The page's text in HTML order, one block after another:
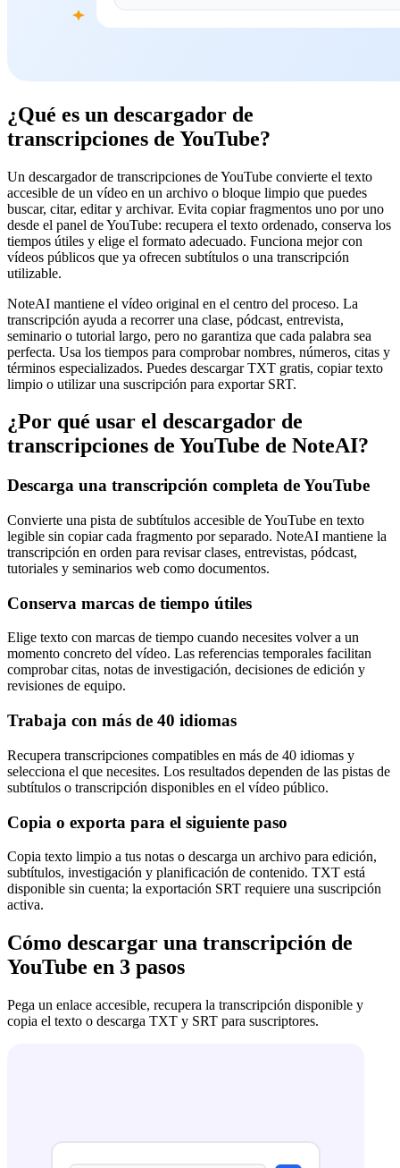
¿Qué es un descargador de
transcripciones de YouTube?
Un descargador de transcripciones de YouTube convierte el texto
accesible de un vídeo en un archivo o bloque limpio que puedes
buscar, citar, editar y archivar. Evita copiar fragmentos uno por uno
desde el panel de YouTube: recupera el texto ordenado, conserva los
tiempos útiles y elige el formato adecuado. Funciona mejor con
vídeos públicos que ya ofrecen subtítulos o una transcripción
utilizable.
NoteAI mantiene el vídeo original en el centro del proceso. La
transcripción ayuda a recorrer una clase, pódcast, entrevista,
seminario o tutorial largo, pero no garantiza que cada palabra sea
perfecta. Usa los tiempos para comprobar nombres, números, citas y
términos especializados. Puedes descargar TXT gratis, copiar texto
limpio o utilizar una suscripción para exportar SRT.
¿Por qué usar el descargador de
transcripciones de YouTube de NoteAI?
Descarga una transcripción completa de YouTube
Convierte una pista de subtítulos accesible de YouTube en texto
legible sin copiar cada fragmento por separado. NoteAI mantiene la
transcripción en orden para revisar clases, entrevistas, pódcast,
tutoriales y seminarios web como documentos.
Conserva marcas de tiempo útiles
Elige texto con marcas de tiempo cuando necesites volver a un
momento concreto del vídeo. Las referencias temporales facilitan
comprobar citas, notas de investigación, decisiones de edición y
revisiones de equipo.
Trabaja con más de 40 idiomas
Recupera transcripciones compatibles en más de 40 idiomas y
selecciona el que necesites. Los resultados dependen de las pistas de
subtítulos o transcripción disponibles en el vídeo público.
Copia o exporta para el siguiente paso
Copia texto limpio a tus notas o descarga un archivo para edición,
subtítulos, investigación y planificación de contenido. TXT está
disponible sin cuenta; la exportación SRT requiere una suscripción
activa.
Cómo descargar una transcripción de
YouTube en 3 pasos
Pega un enlace accesible, recupera la transcripción disponible y
copia el texto o descarga TXT y SRT para suscriptores.